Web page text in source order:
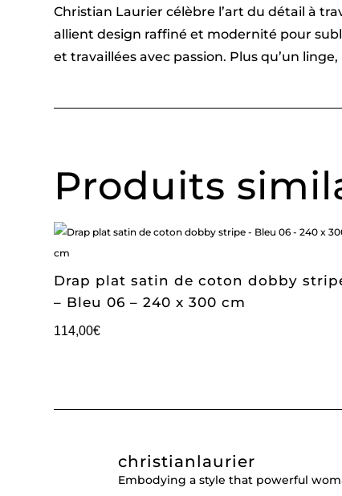
Christian Laurier célèbre l’art du détail à
allient design raffiné et modernité pour
et travaillées avec passion. Plus qu’un
Produits
Drap plat satin de coton dobby
– Bleu 06 – 240 x 300 cm
114,00€
christianlaurier
Embodying a style that powerful